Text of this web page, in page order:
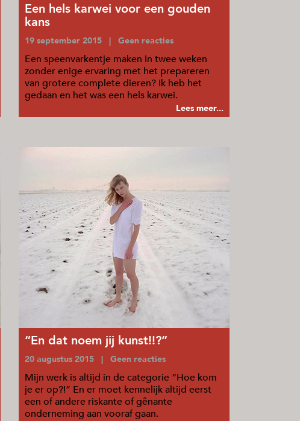
Een hels karwei voor een gouden
kans
19 september 2015 | Geen reacties
Een speenvarkentje maken in twee weken
zonder enige ervaring met het prepareren
van grotere complete dieren? Ik heb het
gedaan en het was een hels karwei.
Lees meer...
“En dat noem jij kunst!!?”
20 augustus 2015 | Geen reacties
Mijn werk is altijd in de categorie “Hoe kom
je er op?!” En er moet kennelijk altijd eerst
een of andere riskante of gênante
onderneming aan vooraf gaan.